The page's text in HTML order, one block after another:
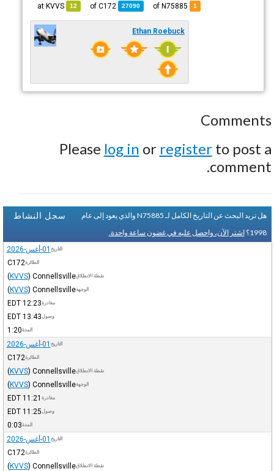
1
27090
C172
12
KVVS
Ethan Roebuck
Comments
Please log in or registerto post a
comment.
سجل النشاط
هل تريد البحث عن التاريخ الكامل لـ N75885 والذي يعود إلى عام
1998؟ اشتر الآن، واحصل عليه في غضون ساعة واحدة.
التاريخ 01-أغس-2026
الطائرةC172
نقطة الانطلاقConnellsville
(KVVS)
الوجهةConnellsville
(KVVS)
مغادرة12:23
EDT
وصول 13:43
EDT
المدة1:20
التاريخ 01-أغس-2026
الطائرةC172
نقطة الانطلاقConnellsville
(KVVS)
الوجهةConnellsville
(KVVS)
مغادرة 11:21
EDT
وصول 11:25
EDT
المدة0:03
التاريخ 01-أغس-2026
الطائرةC172
نقطة الانطلاقConnellsville
(KVVS)